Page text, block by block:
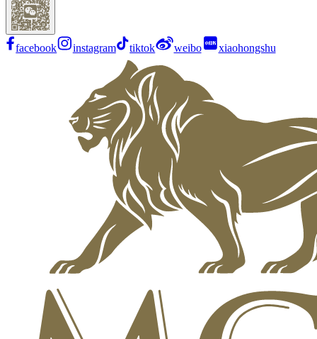
facebook instagram tiktok weibo xiaohongshu